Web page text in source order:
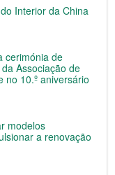
Interior da China
cerimónia de
Associação de
no 10.º aniversário
modelos
a renovação